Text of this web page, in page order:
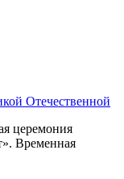
Отечественной
церемония
Временная